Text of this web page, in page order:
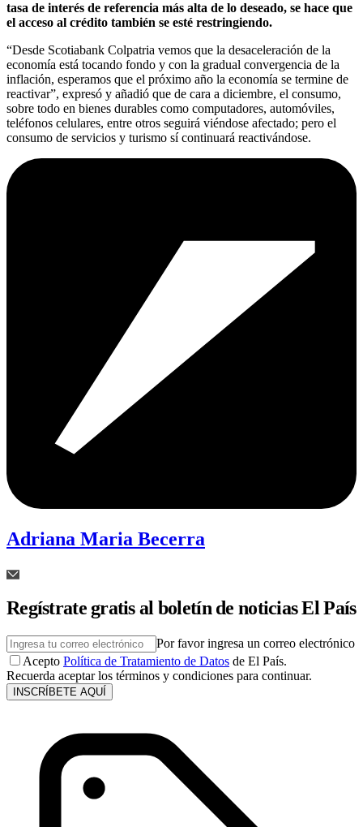
tasa de interés de referencia más alta de lo deseado, se hace que
el acceso al crédito también se esté restringiendo.
“Desde Scotiabank Colpatria vemos que la desaceleración de la
economía está tocando fondo y con la gradual convergencia de la
inflación, esperamos que el próximo año la economía se termine de
reactivar”, expresó y añadió que de cara a diciembre, el consumo,
sobre todo en bienes durables como computadores, automóviles,
teléfonos celulares, entre otros seguirá viéndose afectado; pero el
consumo de servicios y turismo sí continuará reactivándose.
Adriana Maria Becerra
Regístrate gratis al boletín de noticias El País
Por favor ingresa un correo electrónico
Acepto Política de Tratamiento de Datos de El País.
Recuerda aceptar los términos y condiciones para continuar.
INSCRÍBETE AQUÍ